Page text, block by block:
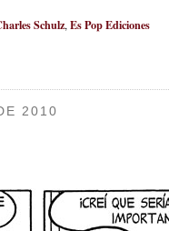
Schulz, Es Pop Ediciones
2010